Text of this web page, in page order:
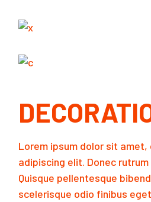
Lorem ipsum dolor sit
adipiscing elit. Donec rutrum
Quisque pellentesque
scelerisque odio finibus